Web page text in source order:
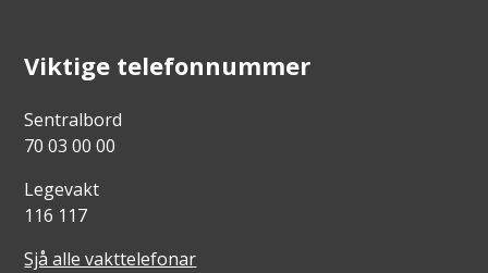
Viktige telefonnummer
Sentralbord
70 03 00 00
Legevakt
116 117
Sjå alle vakttelefonar